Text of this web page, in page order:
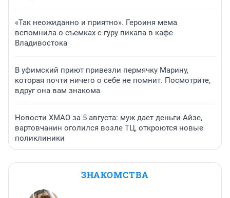
«Так неожиданно и приятно». Героиня мема
вспомнила о съемках с гуру пикапа в кафе
Владивостока
В уфимский приют привезли пермячку Марину,
которая почти ничего о себе не помнит. Посмотрите,
вдруг она вам знакома
Новости ХМАО за 5 августа: муж дает деньги Айзе,
вартовчанин оголился возле ТЦ, откроются новые
поликлиники
ЗНАКОМСТВА